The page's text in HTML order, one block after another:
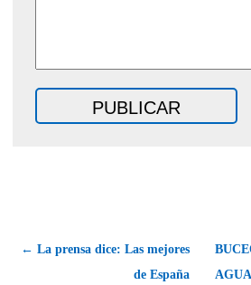
← La prensa dice: Las mejores
de España